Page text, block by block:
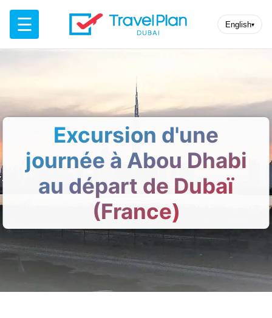
☰ English▾
Excursion d'une
journée à Abou Dhabi
au départ de Dubaï
(France)